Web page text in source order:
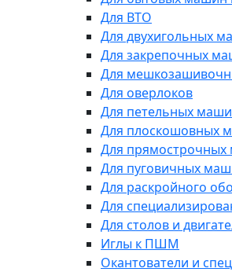
Для ВТО
Для двухигольных
Для закрепочных
Для
Для оверлоков
Для петельных
Для плоскошовных
Для
Для пуговичных
Для раскройного
Для
Для столов и
Иглы к ПШМ
Окантователи и